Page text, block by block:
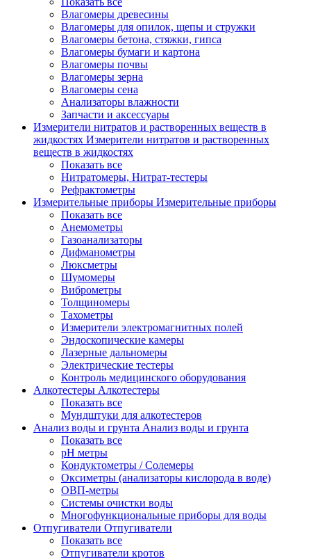
Влагомеры древесины
Влагомеры для опилок, щепы и стружки
Влагомеры бетона, стяжки, гипса
Влагомеры бумаги и картона
Влагомеры почвы
Влагомеры зерна
Влагомеры сена
Анализаторы влажности
Запчасти и аксессуары
Измерители нитратов и растворенных веществ в
жидкостях Измерители нитратов и растворенных
веществ в жидкостях
Показать все
Нитратомеры, Нитрат-тестеры
Рефрактометры
Измерительные приборы Измерительные приборы
Показать все
Анемометры
Газоанализаторы
Дифманометры
Люксметры
Шумомеры
Виброметры
Толщиномеры
Тахометры
Измерители электромагнитных полей
Эндоскопические камеры
Лазерные дальномеры
Электрические тестеры
Контроль медицинского оборудования
Алкотестеры Алкотестеры
Показать все
Мундштуки для алкотестеров
Анализ воды и грунта Анализ воды и грунта
Показать все
pH метры
Кондуктометры / Солемеры
Оксиметры (анализаторы кислорода в воде)
ОВП-метры
Системы очистки воды
Многофункциональные приборы для воды
Отпугиватели Отпугиватели
Показать все
Отпугиватели кротов